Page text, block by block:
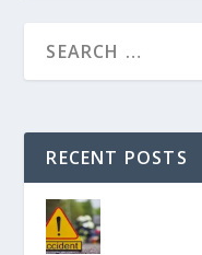
RECENT POSTS